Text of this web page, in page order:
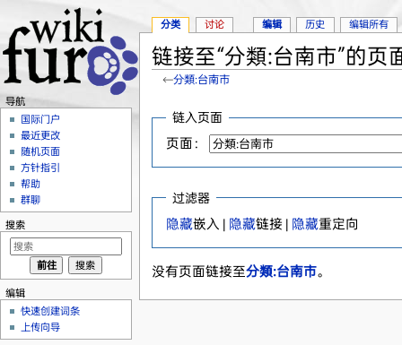
链接至“分類:台南市”的页
←分類:台南市
链入页面
页面：
过滤器
隐藏嵌入 | 隐藏链接 | 隐藏重定向
没有页面链接至分類:台南市。
分类 讨论 编辑 历史 编辑所有
导航
国际门户
最近更改
随机页面
方针指引
帮助
群聊
搜索
编辑
快速创建词条
上传向导